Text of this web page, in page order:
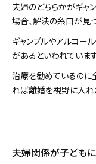
夫婦のどちらかがギャ
場合、解決の糸口が見
ギャンブルやアルコー
があるといわれています
治療を勧めているのに
れば離婚を視野に入れ
夫婦関係が子ども